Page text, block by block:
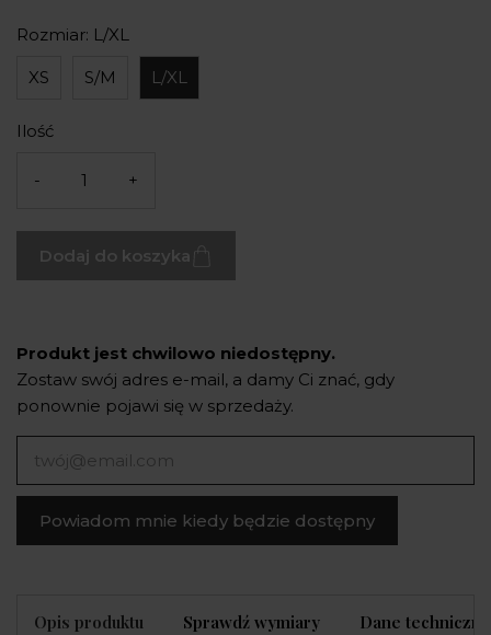
Rozmiar: L/XL
XS S/M L/XL
Ilość
- +
Dodaj do koszyka
Produkt jest chwilowo niedostępny.
Zostaw swój adres e-mail, a damy Ci znać, gdy
ponownie pojawi się w sprzedaży.
Powiadom mnie kiedy będzie dostępny
Opis produktu Sprawdź wymiary Dane techniczne